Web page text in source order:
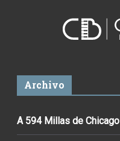
Archivo
A 594 Millas de Chicago